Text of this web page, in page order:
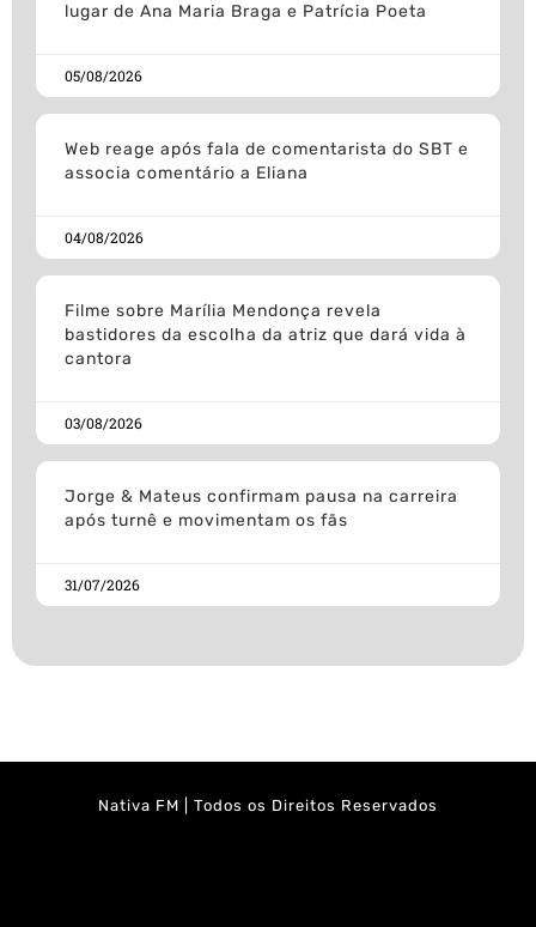
lugar de Ana Maria Braga e Patrícia Poeta
05/08/2026
Web reage após fala de comentarista do SBT e
associa comentário a Eliana
04/08/2026
Filme sobre Marília Mendonça revela
bastidores da escolha da atriz que dará vida à
cantora
03/08/2026
Jorge & Mateus confirmam pausa na carreira
após turnê e movimentam os fãs
31/07/2026
Nativa FM | Todos os Direitos Reservados